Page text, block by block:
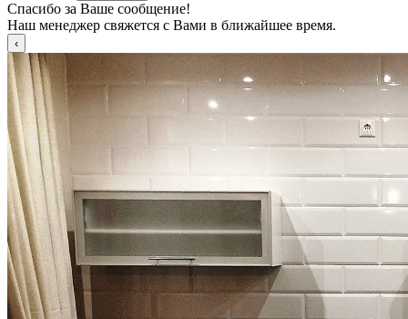
Спасибо за Ваше сообщение!
Наш менеджер свяжется с Вами в ближайшее время.